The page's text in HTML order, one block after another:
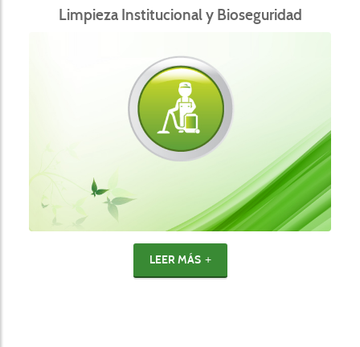
Limpieza Institucional y Bioseguridad
LEER MÁS